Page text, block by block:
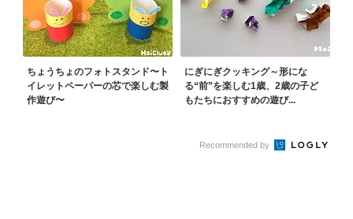
ちょうちょのフォトスタンド〜ト
イレットペーパーの芯で楽しむ製
作遊び〜
にぎにぎクッキング～形にな
る“前”を楽しむ1歳、2歳の子ど
もたちにおすすめの遊び...
Recommended by